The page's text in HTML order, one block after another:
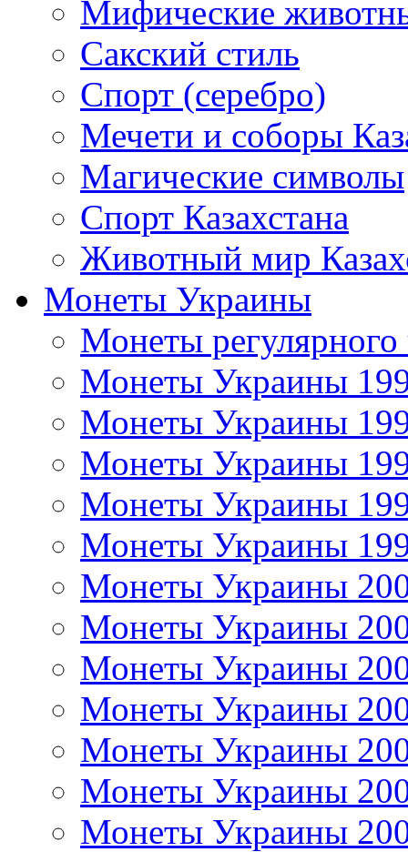
Мифические
Сакский стиль
Спорт (серебро)
Мечети и соборы
Магические символы
Спорт Казахстана
Животный мир
Монеты Украины
Монеты регулярного
Монеты Украины
Монеты Украины
Монеты Украины
Монеты Украины
Монеты Украины
Монеты Украины
Монеты Украины
Монеты Украины
Монеты Украины
Монеты Украины
Монеты Украины
Монеты Украины